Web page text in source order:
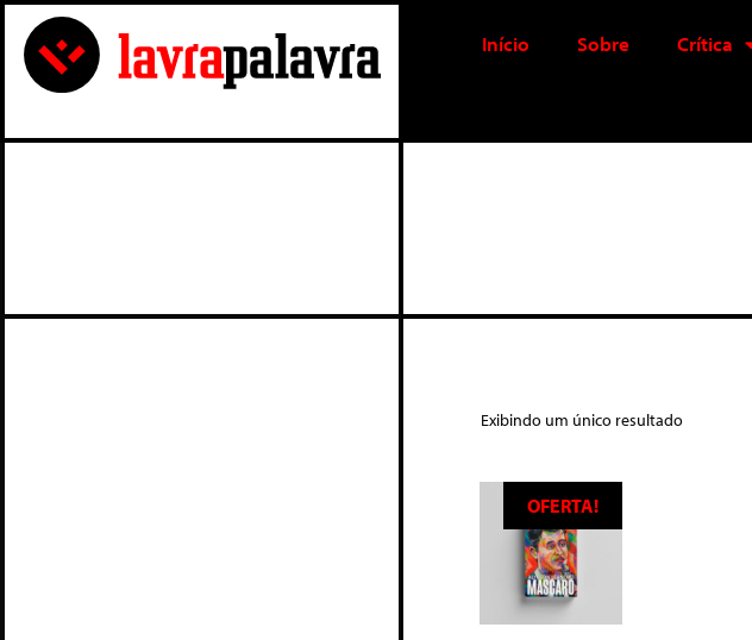
Início Sobre Crítica
Exibindo um único resultado
OFERTA!